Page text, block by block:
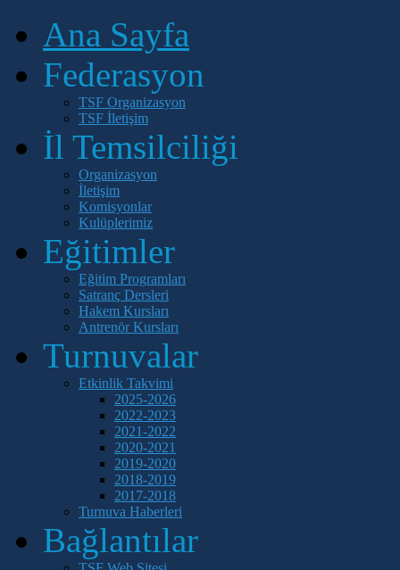
Ana Sayfa
Federasyon
TSF Organizasyon
TSF İletişim
İl Temsilciliği
Organizasyon
İletişim
Komisyonlar
Kulüplerimiz
Eğitimler
Eğitim Programları
Satranç Dersleri
Hakem Kursları
Antrenör Kursları
Turnuvalar
Etkinlik Takvimi
2025-2026
2022-2023
2021-2022
2020-2021
2019-2020
2018-2019
2017-2018
Turnuva Haberleri
Bağlantılar